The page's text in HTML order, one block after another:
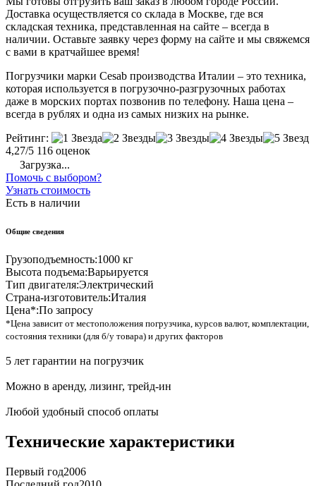
Доставка осуществляется со склада в Москве, где вся
складская техника, представленная на сайте – всегда в
наличии. Оставьте заявку через форму на сайте и мы свяжемся
с вами в кратчайшее время!
Погрузчики марки Cesab производства Италии – это техника,
которая используется в погрузочно-разгрузочных работах
даже в морских портах позвонив по телефону. Наша цена –
всегда в рублях и одна из самых низких на рынке.
Рейтинг:
4,27/5 116 оценок
Загрузка...
Помочь с выбором?
Узнать стоимость
Есть в наличии
Общие сведения
Грузоподъемность:1000 кг
Высота подъема:Варьируется
Тип двигателя:Электрический
Страна-изготовитель:Италия
Цена*:По запросу
*Цена зависит от местоположения погрузчика, курсов валют, комплектации,
состояния техники (для б/у товара) и других факторов
5 лет гарантии на погрузчик
Можно в аренду, лизинг, трейд-ин
Любой удобный способ оплаты
Технические характеристики
Первый год2006